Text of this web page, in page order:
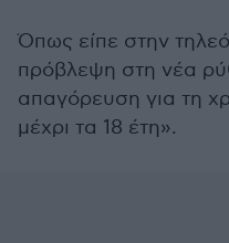
Όπως είπε στην
πρόβλεψη στη νέα
απαγόρευση για τη
μέχρι τα 18 έτη».